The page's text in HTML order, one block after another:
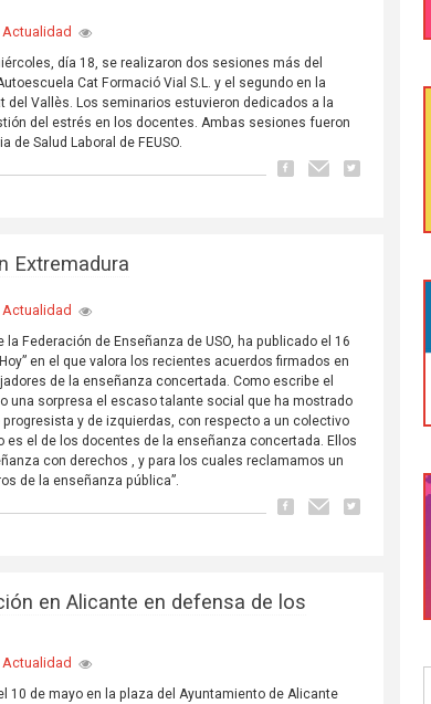
Actualidad
día 18, se realizaron dos sesiones más del
Cat Formació Vial S.L. y el segundo en la
del Vallès. Los seminarios estuvieron dedicados a la
del estrés en los docentes. Ambas sesiones fueron
de Salud Laboral de FEUSO.
Extremadura
Actualidad
Federación de Enseñanza de USO, ha publicado el 16
en el que valora los recientes acuerdos firmados en
de la enseñanza concertada. Como escribe el
una sorpresa el escaso talante social que ha mostrado
y de izquierdas, con respecto a un colectivo
el de los docentes de la enseñanza concertada. Ellos
con derechos , y para los cuales reclamamos un
de la enseñanza pública”.
en Alicante en defensa de los
Actualidad
10 de mayo en la plaza del Ayuntamiento de Alicante